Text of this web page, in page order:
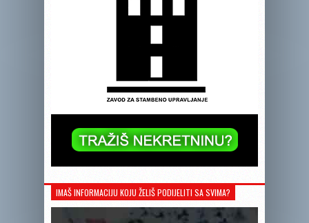
IMAŠ INFORMACIJU KOJU ŽELIŠ PODIJELITI SA SVIMA?